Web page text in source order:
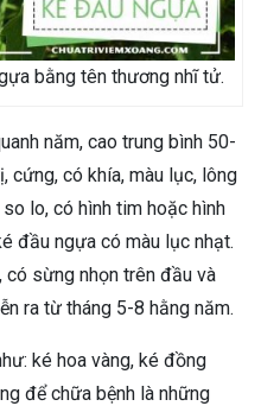
bằng tên thương nhĩ tử.
năm, cao trung bình 50-
cứng, có khía, màu lục, lông
lo, có hình tim hoặc hình
đầu ngựa có màu lục nhạt.
có sừng nhọn trên đầu và
ra từ tháng 5-8 hằng năm.
ké hoa vàng, ké đồng
để chữa bệnh là những